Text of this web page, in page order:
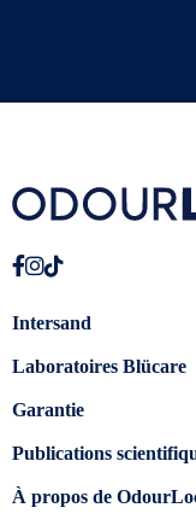
Intersand
Laboratoires Blücare
Garantie
Publications
À propos de